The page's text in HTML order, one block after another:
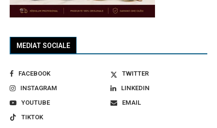
MEDIAT SOCIALE
FACEBOOK
TWITTER
INSTAGRAM
LINKEDIN
YOUTUBE
EMAIL
TIKTOK